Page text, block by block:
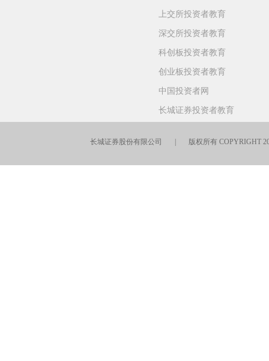
上交所投资者教育
深交所投资者教育
科创板投资者教育
创业板投资者教育
中国投资者网
长城证券投资者教育
长城证券股份有限公司 | 版权所有 COPYRIGHT